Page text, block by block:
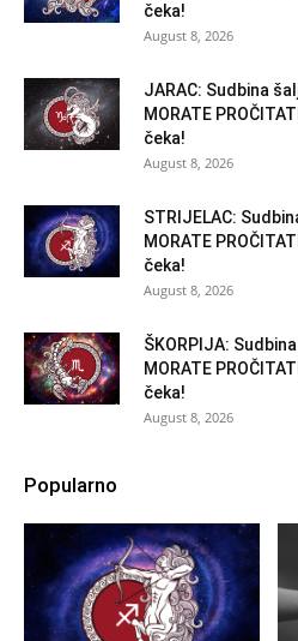
čeka!
August 8, 2026
JARAC: Sudbina
MORATE
čeka!
August 8, 2026
STRIJELAC:
MORATE
čeka!
August 8, 2026
ŠKORPIJA:
MORATE
čeka!
August 8, 2026
Popularno